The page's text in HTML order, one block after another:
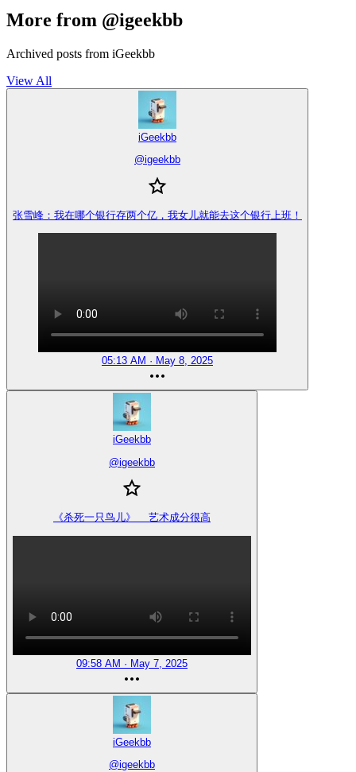
More from @igeekbb
Archived posts from iGeekbb
View All
iGeekbb
@igeekbb
张雪峰：我在哪个银行存两个亿，我女儿就能去这个银行上班！
05:13 AM · May 8, 2025
iGeekbb
@igeekbb
《杀死一只鸟儿》  艺术成分很高
09:58 AM · May 7, 2025
iGeekbb
@igeekbb